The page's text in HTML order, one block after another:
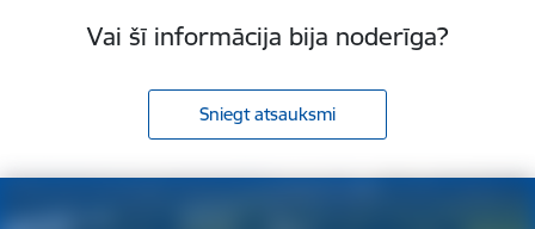
Vai šī informācija bija noderīga?
Sniegt atsauksmi